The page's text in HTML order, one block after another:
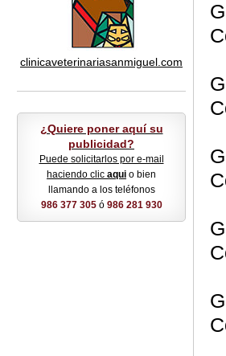
clinicaveterinariasanmiguel.com
¿Quiere poner aquí su
publicidad?
Puede solicitarlos por e-mail
haciendo clic aqui o bien
llamando a los teléfonos
986 377 305ó 986 281 930